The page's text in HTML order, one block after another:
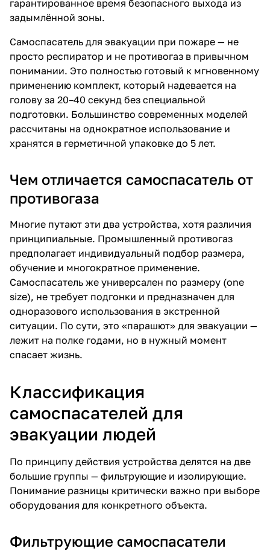
гарантированное время безопасного выхода из
задымлённой зоны.
Самоспасатель для эвакуации при пожаре — не
просто респиратор и не противогаз в привычном
понимании. Это полностью готовый к мгновенному
применению комплект, который надевается на
голову за 20–40 секунд без специальной
подготовки. Большинство современных моделей
рассчитаны на однократное использование и
хранятся в герметичной упаковке до 5 лет.
Чем отличается самоспасатель от
противогаза
Многие путают эти два устройства, хотя различия
принципиальные. Промышленный противогаз
предполагает индивидуальный подбор размера,
обучение и многократное применение.
Самоспасатель же универсален по размеру (one
size), не требует подгонки и предназначен для
одноразового использования в экстренной
ситуации. По сути, это «парашют» для эвакуации —
лежит на полке годами, но в нужный момент
спасает жизнь.
Классификация
самоспасателей для
эвакуации людей
По принципу действия устройства делятся на две
большие группы — фильтрующие и изолирующие.
Понимание разницы критически важно при выборе
оборудования для конкретного объекта.
Фильтрующие самоспасатели